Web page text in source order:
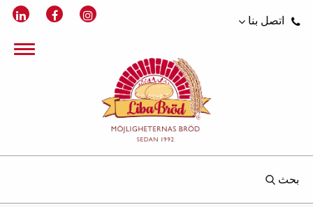
اتصل بنا
بحث